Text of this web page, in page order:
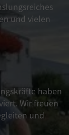
und vielen
haben
Wir freuen
und